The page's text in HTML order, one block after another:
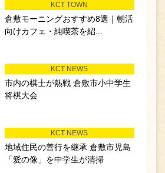
KCT TOWN
倉敷モーニングおすすめ8選｜朝活
向けカフェ・純喫茶を紹...
KCT NEWS
市内の棋士が熱戦 倉敷市小中学生
将棋大会
KCT NEWS
地域住民の善行を継承 倉敷市児島
「愛の像」を中学生が清掃